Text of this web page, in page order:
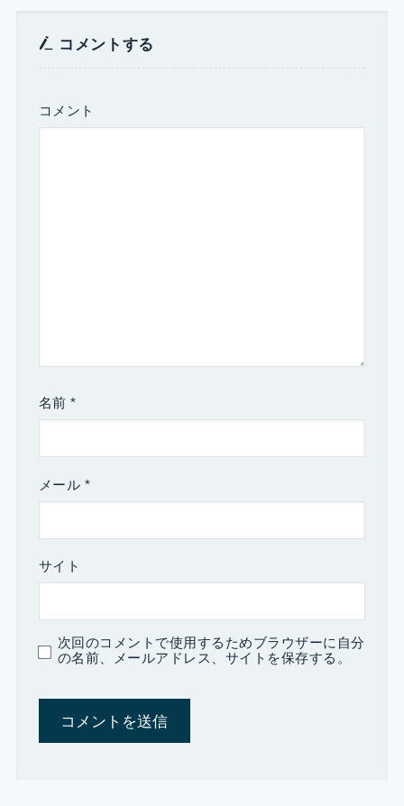
コメントする
コメント
名前*
メール *
サイト
次回のコメントで使用するためブラウザーに自分
の名前、メールアドレス、サイトを保存する。